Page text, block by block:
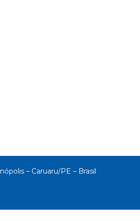
– Caruaru/PE – Brasil